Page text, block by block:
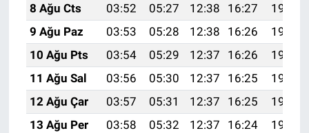
8 Ağu Cts
03:52 05:27 12:38 16:27
19:38
9 Ağu Paz
03:53 05:28 12:38 16:26
19:37
10 Ağu Pts
03:54 05:29 12:37 16:26
19:36
11 Ağu Sal
03:56 05:30 12:37 16:25
19:35
12 Ağu Çar
03:57 05:31 12:37 16:25
19:33
13 Ağu Per
03:58 05:32 12:37 16:24
19:32